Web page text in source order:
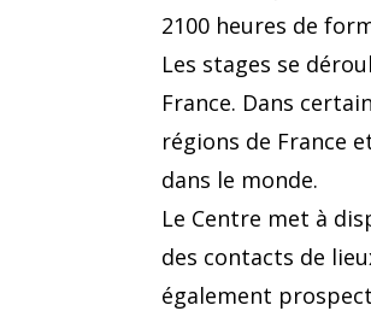
2100 heures de
Les stages se
France. Dans
régions de France
dans le monde.
Le Centre met à
des contacts de
également